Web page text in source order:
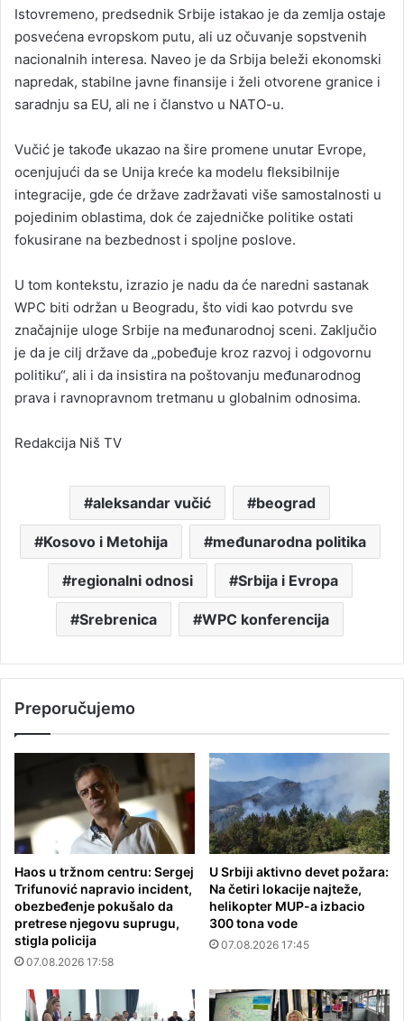
Istovremeno, predsednik Srbije istakao je da zemlja ostaje
posvećena evropskom putu, ali uz očuvanje sopstvenih
nacionalnih interesa. Naveo je da Srbija beleži ekonomski
napredak, stabilne javne finansije i želi otvorene granice i
saradnju sa EU, ali ne i članstvo u NATO-u.
Vučić je takođe ukazao na šire promene unutar Evrope,
ocenjujući da se Unija kreće ka modelu fleksibilnije
integracije, gde će države zadržavati više samostalnosti u
pojedinim oblastima, dok će zajedničke politike ostati
fokusirane na bezbednost i spoljne poslove.
U tom kontekstu, izrazio je nadu da će naredni sastanak
WPC biti održan u Beogradu, što vidi kao potvrdu sve
značajnije uloge Srbije na međunarodnoj sceni. Zaključio
je da je cilj države da „pobeđuje kroz razvoj i odgovornu
politiku“, ali i da insistira na poštovanju međunarodnog
prava i ravnopravnom tretmanu u globalnim odnosima.
Redakcija Niš TV
aleksandar vučić beograd
Kosovo i Metohija međunarodna politika
regionalni odnosi Srbija i Evropa
Srebrenica WPC konferencija
Preporučujemo
Haos u tržnom centru: Sergej
Trifunović napravio incident,
obezbeđenje pokušalo da
pretrese njegovu suprugu,
stigla policija
07.08.2026 17:58
U Srbiji aktivno devet požara:
Na četiri lokacije najteže,
helikopter MUP-a izbacio
300 tona vode
07.08.2026 17:45